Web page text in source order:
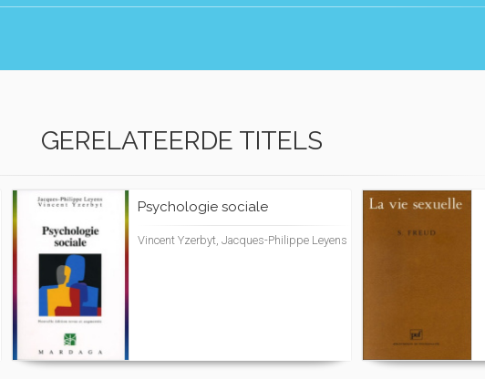
GERELATEERDE TITELS
Psychologie sociale
Vincent Yzerbyt, Jacques-Philippe Leyens